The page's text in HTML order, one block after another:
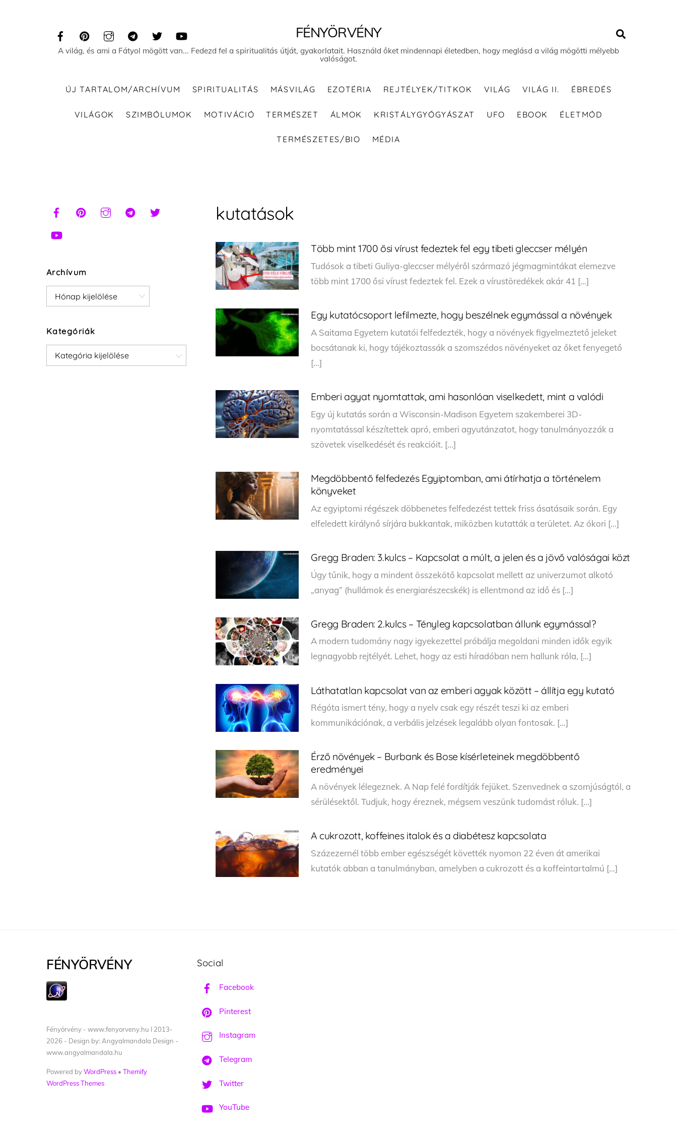
FÉNYÖRVÉNY
A világ, és ami a Fátyol mögött van... Fedezd fel a spiritualitás útját, gyakorlatait. Használd őket mindennapi életedben, hogy meglásd a világ mögötti mélyebb
valóságot.
ÚJ TARTALOM/ARCHÍVUM SPIRITUALITÁS MÁSVILÁG EZOTÉRIA REJTÉLYEK/TITKOK VILÁG VILÁG II. ÉBREDÉS
VILÁGOK SZIMBÓLUMOK MOTIVÁCIÓ TERMÉSZET ÁLMOK KRISTÁLYGYÓGYÁSZAT UFO EBOOK ÉLETMÓD
TERMÉSZETES/BIO MÉDIA
kutatások
Több mint 1700 ősi vírust fedeztek fel egy tibeti gleccser mélyén
Tudósok a tibeti Guliya-gleccser mélyéről származó jégmagmintákat elemezve
több mint 1700 ősi vírust fedeztek fel. Ezek a vírustöredékek akár 41 […]
Egy kutatócsoport lefilmezte, hogy beszélnek egymással a növények
A Saitama Egyetem kutatói felfedezték, hogy a növények figyelmeztető jeleket
bocsátanak ki, hogy tájékoztassák a szomszédos növényeket az őket fenyegető
[…]
Emberi agyat nyomtattak, ami hasonlóan viselkedett, mint a valódi
Egy új kutatás során a Wisconsin-Madison Egyetem szakemberei 3D-
nyomtatással készítettek apró, emberi agyutánzatot, hogy tanulmányozzák a
szövetek viselkedését és reakcióit. […]
Megdöbbentő felfedezés Egyiptomban, ami átírhatja a történelem
könyveket
Az egyiptomi régészek döbbenetes felfedezést tettek friss ásatásaik során. Egy
elfeledett királynő sírjára bukkantak, miközben kutatták a területet. Az ókori […]
Gregg Braden: 3.kulcs – Kapcsolat a múlt, a jelen és a jövő valóságai közt
Úgy tűnik, hogy a mindent összekötő kapcsolat mellett az univerzumot alkotó
„anyag” (hullámok és energiarészecskék) is ellentmond az idő és […]
Gregg Braden: 2.kulcs – Tényleg kapcsolatban állunk egymással?
A modern tudomány nagy igyekezettel próbálja megoldani minden idők egyik
legnagyobb rejtélyét. Lehet, hogy az esti híradóban nem hallunk róla, […]
Láthatatlan kapcsolat van az emberi agyak között – állítja egy kutató
Régóta ismert tény, hogy a nyelv csak egy részét teszi ki az emberi
kommunikációnak, a verbális jelzések legalább olyan fontosak. […]
Érző növények – Burbank és Bose kísérleteinek megdöbbentő
eredményei
A növények lélegeznek. A Nap felé fordítják fejüket. Szenvednek a szomjúságtól, a
sérülésektől. Tudjuk, hogy éreznek, mégsem veszünk tudomást róluk. […]
A cukrozott, koffeines italok és a diabétesz kapcsolata
Százezernél több ember egészségét követték nyomon 22 éven át amerikai
kutatók abban a tanulmányban, amelyben a cukrozott és a koffeintartalmú […]
Archívum
Archívum
Kategóriák
Kategóriák
FÉNYÖRVÉNY
Fényörvény - www.fenyorveny.hu I 2013-
2026 - Design by: Angyalmandala Design -
www.angyalmandala.hu
Powered byWordPress • Themify
WordPress Themes
Social
Facebook
Pinterest
Instagram
Telegram
Twitter
YouTube